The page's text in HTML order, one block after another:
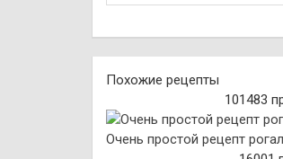
Похожие рецепты
101483
Очень простой рецепт